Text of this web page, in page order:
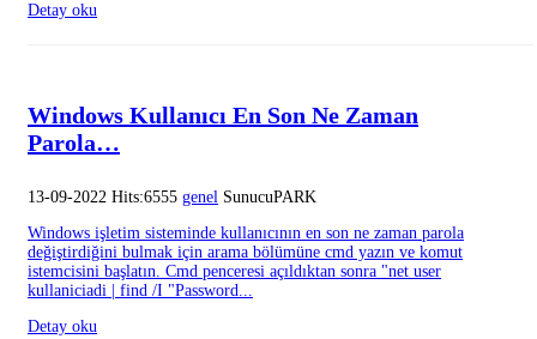
Detay oku
Windows Kullanıcı En Son Ne Zaman
Parola…
13-09-2022 Hits:6555 genel SunucuPARK
Windows işletim sisteminde kullanıcının en son ne zaman parola
değiştirdiğini bulmak için arama bölümüne cmd yazın ve komut
istemcisini başlatın. Cmd penceresi açıldıktan sonra "net user
kullaniciadi | find /I "Password...
Detay oku